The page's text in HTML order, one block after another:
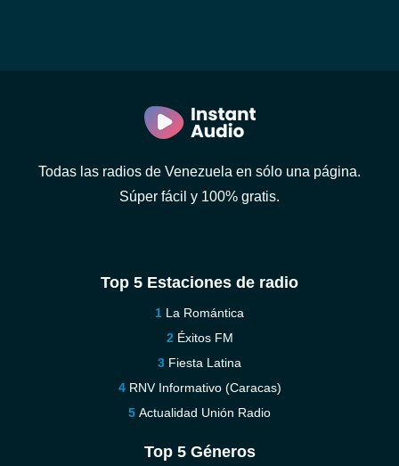
Todas las radios de Venezuela en sólo una página.
Súper fácil y 100% gratis.
Top 5 Estaciones de radio
La Romántica
Éxitos FM
Fiesta Latina
RNV Informativo (Caracas)
Actualidad Unión Radio
Top 5 Géneros